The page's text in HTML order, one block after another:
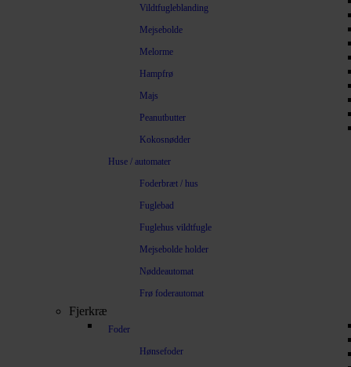
Vildtfugleblanding
Mejsebolde
Melorme
Hampfrø
Majs
Peanutbutter
Kokosnødder
Huse / automater
Foderbræt / hus
Fuglebad
Fuglehus vildtfugle
Mejsebolde holder
Nøddeautomat
Frø foderautomat
Fjerkræ
Foder
Hønsefoder